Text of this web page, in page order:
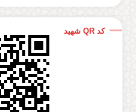
کد QR شهید